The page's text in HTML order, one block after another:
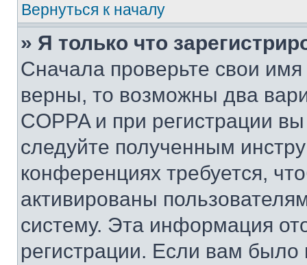
Вернуться к началу
» Я только что
Сначала проверьте свои
верны, то возможны два
COPPA и при регистрации
следуйте полученным
конференциях требуется,
активированы
систему. Эта информация
регистрации. Если вам